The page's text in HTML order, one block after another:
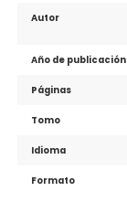
Autor
Año de publicación
Páginas
Tomo
Idioma
Formato